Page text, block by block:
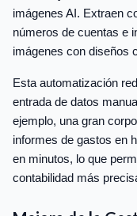
imágenes AI. Extraen
números de cuentas e
imágenes con diseños
Esta automatización
entrada de datos
ejemplo, una gran
informes de gastos en
en minutos, lo que
contabilidad más